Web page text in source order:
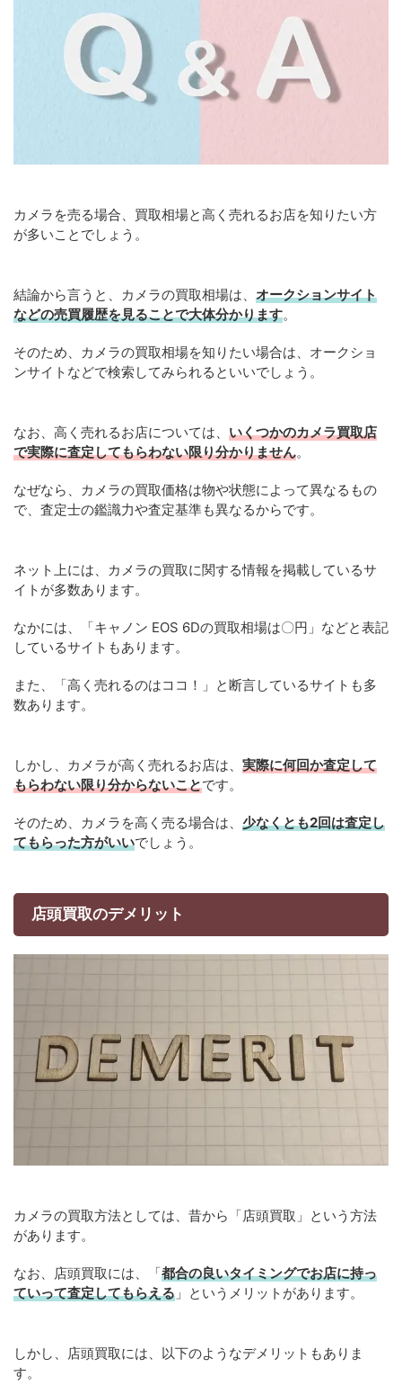
カメラを売る場合、買取相場と高く売れるお店を知りたい方
が多いことでしょう。
結論から言うと、カメラの買取相場は、 オークションサイト
などの売買履歴を見ることで大体分かります。
そのため、カメラの買取相場を知りたい場合は、オークショ
ンサイトなどで検索してみられるといいでしょう。
なお、高く売れるお店については、 いくつかのカメラ買取店
で実際に査定してもらわない限り分かりません。
なぜなら、カメラの買取価格は物や状態によって異なるもの
で、査定士の鑑識力や査定基準も異なるからです。
ネット上には、カメラの買取に関する情報を掲載しているサ
イトが多数あります。
なかには、「キャノン EOS 6Dの買取相場は〇円」などと表記
しているサイトもあります。
また、「高く売れるのはココ！」と断言しているサイトも多
数あります。
しかし、カメラが高く売れるお店は、 実際に何回か査定して
もらわない限り分からないことです。
そのため、カメラを高く売る場合は、 少なくとも2回は査定し
てもらった方がいいでしょう。
店頭買取のデメリット
カメラの買取方法としては、昔から「店頭買取」という方法
があります。
なお、店頭買取には、「都合の良いタイミングでお店に持っ
ていって査定してもらえる 」というメリットがあります。
しかし、店頭買取には、以下のようなデメリットもありま
す。